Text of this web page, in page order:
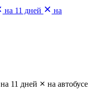
на 11 дней
на
на 11 дней
на автобусе